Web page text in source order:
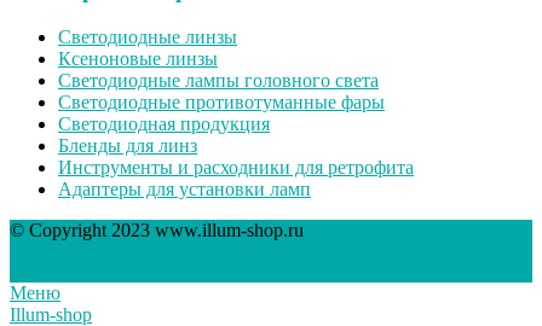
Светодиодные линзы
Ксеноновые линзы
Светодиодные лампы головного света
Светодиодные противотуманные фары
Светодиодная продукция
Бленды для линз
Инструменты и расходники для ретрофита
Адаптеры для установки ламп
© Copyright 2023 www.illum-shop.ru
Меню
Illum-shop